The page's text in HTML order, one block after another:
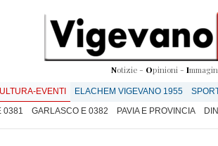
Notizie - Opinioni - I
EVENTI ELACHEM VIGEVANO 1955
0381 GARLASCO E 0382 PAVIA E PROVINCIA